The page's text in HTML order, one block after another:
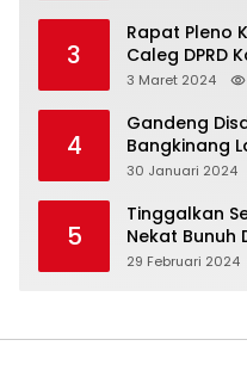
3
Rapat Pleno
3 Maret 2024
4
Gandeng
Bangkinang
30 Januari 2024
5
Tinggalkan
Nekat Bunuh
29 Februari 2024